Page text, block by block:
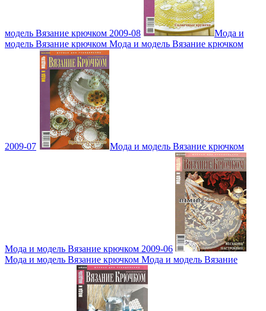
модель Вязание крючком 2009-08
Мода и
модель Вязание крючком Мода и модель Вязание крючком
2009-07 Мода и модель Вязание крючком
Мода и модель Вязание крючком 2009-06
Мода и модель Вязание крючком Мода и модель Вязание